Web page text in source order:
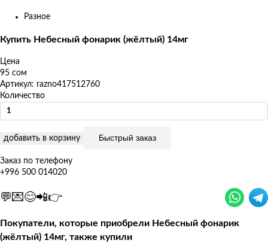
Разное
Купить Небесный фонарик (жёлтый) 14мг
Цена
95 сом
Артикул: razno417512760
Количество
добавить в корзину Быстрый заказ
Заказ по телефону
+996 500 014020
💬💌😊📲👉
Покупатели, которые приобрели Небесный фонарик
(жёлтый) 14мг, также купили